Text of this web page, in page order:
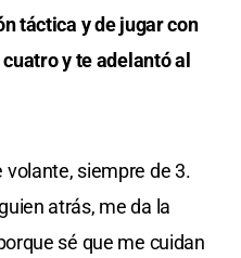
táctica y de jugar con
y te adelantó al
volante, siempre de 3.
atrás, me da la
sé que me cuidan